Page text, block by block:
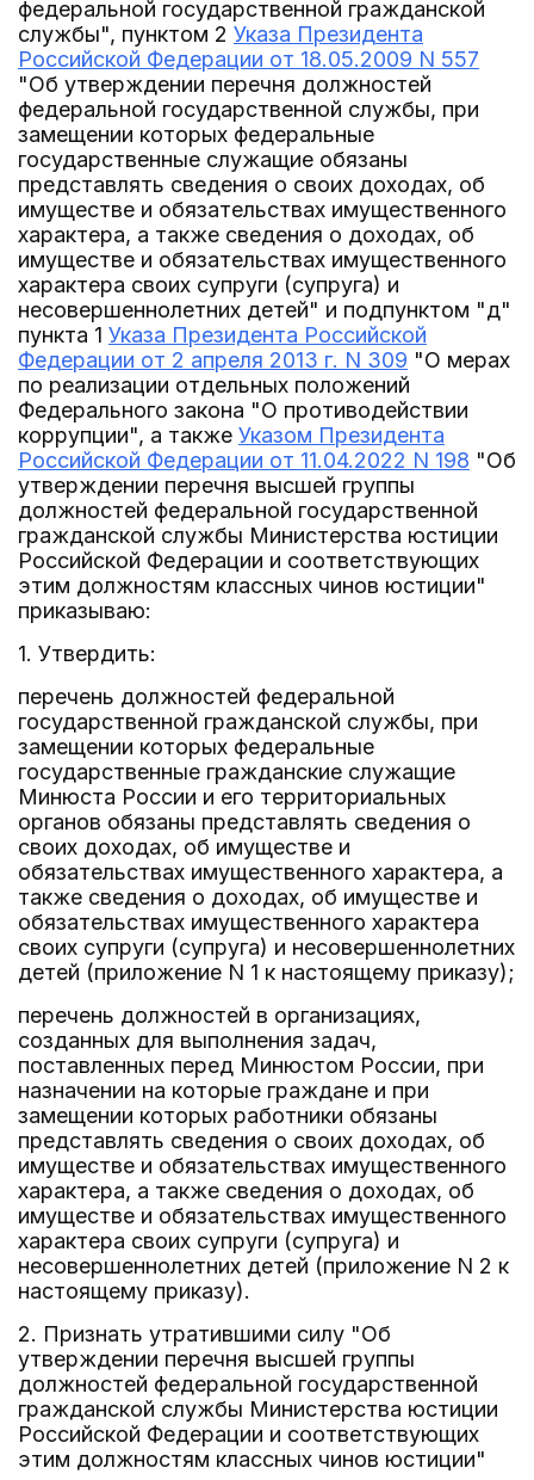
федеральной государственной гражданской
службы", пунктом 2 Указа Президента
Российской Федерации от 18.05.2009 N 557
"Об утверждении перечня должностей
федеральной государственной службы, при
замещении которых федеральные
государственные служащие обязаны
представлять сведения о своих доходах, об
имуществе и обязательствах имущественного
характера, а также сведения о доходах, об
имуществе и обязательствах имущественного
характера своих супруги (супруга) и
несовершеннолетних детей" и подпунктом "д"
пункта 1 Указа Президента Российской
Федерации от 2 апреля 2013 г. N 309 "О мерах
по реализации отдельных положений
Федерального закона "О противодействии
коррупции", а также Указом Президента
Российской Федерации от 11.04.2022 N 198 "Об
утверждении перечня высшей группы
должностей федеральной государственной
гражданской службы Министерства юстиции
Российской Федерации и соответствующих
этим должностям классных чинов юстиции"
приказываю:
1. Утвердить:
перечень должностей федеральной
государственной гражданской службы, при
замещении которых федеральные
государственные гражданские служащие
Минюста России и его территориальных
органов обязаны представлять сведения о
своих доходах, об имуществе и
обязательствах имущественного характера, а
также сведения о доходах, об имуществе и
обязательствах имущественного характера
своих супруги (супруга) и несовершеннолетних
детей (приложение N 1 к настоящему приказу);
перечень должностей в организациях,
созданных для выполнения задач,
поставленных перед Минюстом России, при
назначении на которые граждане и при
замещении которых работники обязаны
представлять сведения о своих доходах, об
имуществе и обязательствах имущественного
характера, а также сведения о доходах, об
имуществе и обязательствах имущественного
характера своих супруги (супруга) и
несовершеннолетних детей (приложение N 2 к
настоящему приказу).
2. Признать утратившими силу "Об
утверждении перечня высшей группы
должностей федеральной государственной
гражданской службы Министерства юстиции
Российской Федерации и соответствующих
этим должностям классных чинов юстиции"